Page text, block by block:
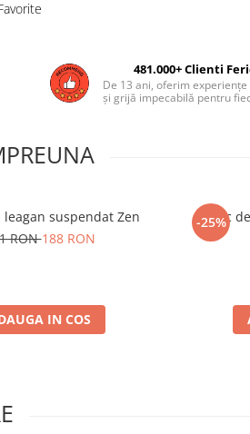
481.000+ Clienti
De 13 ani, oferim
și grijă impecabilă pentru
leagan suspendat Zen
RON188 RON
IN COS
-25%Joc